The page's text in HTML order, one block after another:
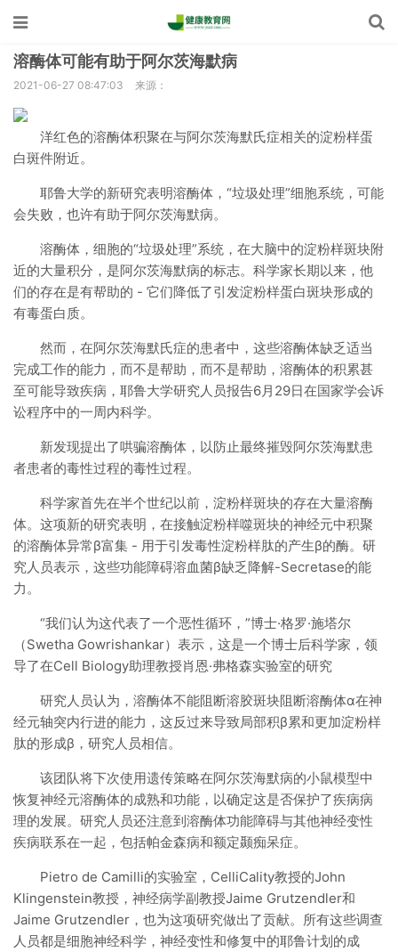
溶酶体可能有助于阿尔茨海默病
2021-06-27 08:47:03 来源：
洋红色的溶酶体积聚在与阿尔茨海默氏症相关的淀粉样蛋
白斑件附近。
耶鲁大学的新研究表明溶酶体，“垃圾处理”细胞系统，可能
会失败，也许有助于阿尔茨海默病。
溶酶体，细胞的“垃圾处理”系统，在大脑中的淀粉样斑块附
近的大量积分，是阿尔茨海默病的标志。科学家长期以来，他
们的存在是有帮助的 - 它们降低了引发淀粉样蛋白斑块形成的
有毒蛋白质。
然而，在阿尔茨海默氏症的患者中，这些溶酶体缺乏适当
完成工作的能力，而不是帮助，而不是帮助，溶酶体的积累甚
至可能导致疾病，耶鲁大学研究人员报告6月29日在国家学会诉
讼程序中的一周内科学。
新发现提出了哄骗溶酶体，以防止最终摧毁阿尔茨海默患
者患者的毒性过程的毒性过程。
科学家首先在半个世纪以前，淀粉样斑块的存在大量溶酶
体。这项新的研究表明，在接触淀粉样噬斑块的神经元中积聚
的溶酶体异常β富集 - 用于引发毒性淀粉样肽的产生β的酶。研
究人员表示，这些功能障碍溶血菌β缺乏降解-Secretase的能
力。
“我们认为这代表了一个恶性循环，”博士·格罗·施塔尔
（Swetha Gowrishankar）表示，这是一个博士后科学家，领
导了在Cell Biology助理教授肖恩·弗格森实验室的研究
研究人员认为，溶酶体不能阻断溶胶斑块阻断溶酶体α在神
经元轴突内行进的能力，这反过来导致局部积β累和更加淀粉样
肽的形成β，研究人员相信。
该团队将下次使用遗传策略在阿尔茨海默病的小鼠模型中
恢复神经元溶酶体的成熟和功能，以确定这是否保护了疾病病
理的发展。研究人员还注意到溶酶体功能障碍与其他神经变性
疾病联系在一起，包括帕金森病和额定颞痴呆症。
Pietro de Camilli的实验室，CelliCality教授的John
Klingenstein教授，神经病学副教授Jaime Grutzendler和
Jaime Grutzendler，也为这项研究做出了贡献。所有这些调查
人员都是细胞神经科学，神经变性和修复中的耶鲁计划的成